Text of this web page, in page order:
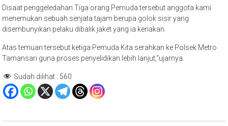
Disaat penggeledahan Tiga orang Pemuda tersebut anggota kami
menemukan sebuah senjata tajam berupa golok sisir yang
disembunyikan pelaku dibalik jaket yang ia kenakan.
Atas temuan tersebut ketiga Pemuda Kita serahkan ke Polsek Metro
Tamansari guna proses penyelidikan lebih lanjut,”ujarnya.
Sudah dilihat : 560